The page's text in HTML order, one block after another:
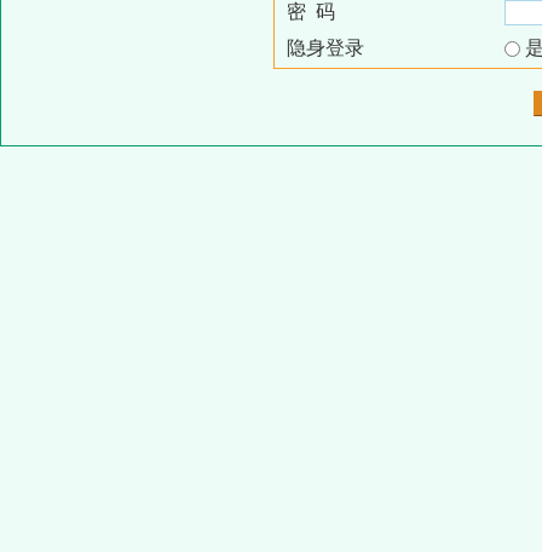
密 码
隐身登录